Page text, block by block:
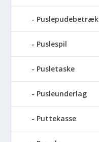
Puslepudebetræk
Puslespil
Pusletaske
Pusleunderlag
Puttekasse